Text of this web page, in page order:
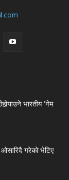
भारतीय ‘गेम
ओसारिदै गरेकाे भेटिए